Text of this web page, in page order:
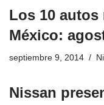
Los 10 autos
México:
septiembre 9, 2014
Nissan